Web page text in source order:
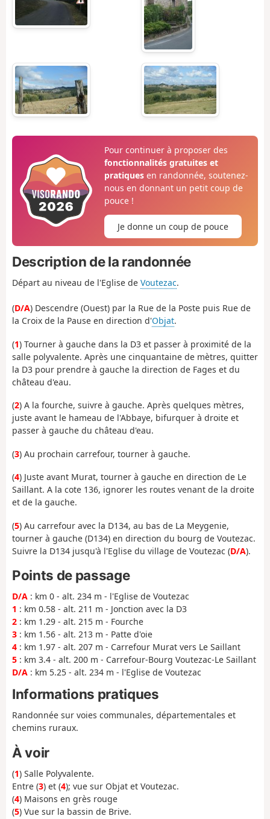
Pour continuer à proposer des
fonctionnalités gratuites et
pratiquesen randonnée, soutenez-
nous en donnant un petit coup de
pouce !
Je donne un coup de pouce
Description de la randonnée
Départ au niveau de l'Eglise de Voutezac.
(D/A) Descendre (Ouest) par la Rue de la Poste puis Rue de
la Croix de la Pause en direction d'Objat.
(1) Tourner à gauche dans la D3 et passer à proximité de la
salle polyvalente. Après une cinquantaine de mètres, quitter
la D3 pour prendre à gauche la direction de Fages et du
château d'eau.
(2) A la fourche, suivre à gauche. Après quelques mètres,
juste avant le hameau de l'Abbaye, bifurquer à droite et
passer à gauche du château d'eau.
(3) Au prochain carrefour, tourner à gauche.
(4) Juste avant Murat, tourner à gauche en direction de Le
Saillant. A la cote 136, ignorer les routes venant de la droite
et de la gauche.
(5) Au carrefour avec la D134, au bas de La Meygenie,
tourner à gauche (D134) en direction du bourg de Voutezac.
Suivre la D134 jusqu'à l'Eglise du village de Voutezac (D/A).
Points de passage
D/A : km 0 - alt. 234 m - l'Eglise de Voutezac
1 : km 0.58 - alt. 211 m - Jonction avec la D3
2 : km 1.29 - alt. 215 m - Fourche
3 : km 1.56 - alt. 213 m - Patte d'oie
4 : km 1.97 - alt. 207 m - Carrefour Murat vers Le Saillant
5 : km 3.4 - alt. 200 m - Carrefour-Bourg Voutezac-Le Saillant
D/A : km 5.25 - alt. 234 m - l'Eglise de Voutezac
Informations pratiques
Randonnée sur voies communales, départementales et
chemins ruraux.
À voir
(1) Salle Polyvalente.
Entre (3) et (4); vue sur Objat et Voutezac.
(4) Maisons en grès rouge
(5) Vue sur la bassin de Brive.